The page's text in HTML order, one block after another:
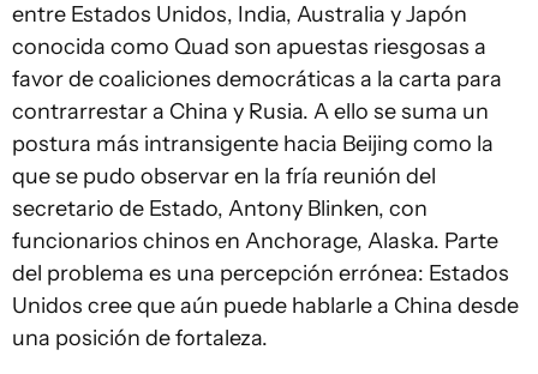
entre Estados Unidos, India, Australia y Japón
conocida como Quad son apuestas riesgosas a
favor de coaliciones democráticas a la carta para
contrarrestar a China y Rusia. A ello se suma un
postura más intransigente hacia Beijing como la
que se pudo observar en la fría reunión del
secretario de Estado, Antony Blinken, con
funcionarios chinos en Anchorage, Alaska. Parte
del problema es una percepción errónea: Estados
Unidos cree que aún puede hablarle a China desde
una posición de fortaleza.